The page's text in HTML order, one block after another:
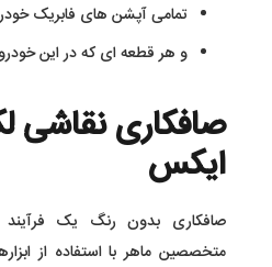
تمامی آپشن های فابریک
و هر قطعه ای که در این
صافکاری
ایکس
صافکاری بدون رنگ یک
متخصصین ماهر با استفاده از